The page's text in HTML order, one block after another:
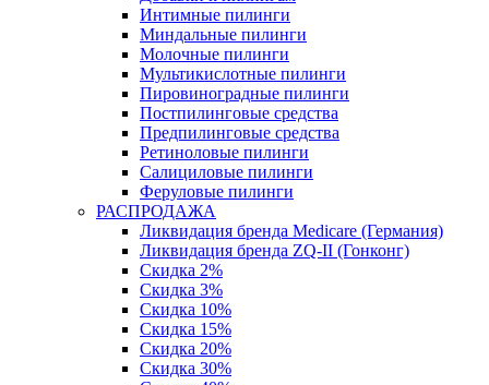
Интимные пилинги
Миндальные пилинги
Молочные пилинги
Мультикислотные пилинги
Пировиноградные пилинги
Постпилинговые средства
Предпилинговые средства
Ретиноловые пилинги
Салициловые пилинги
Феруловые пилинги
РАСПРОДАЖА
Ликвидация бренда Medicare (Германия)
Ликвидация бренда ZQ-II (Гонконг)
Скидка 2%
Скидка 3%
Скидка 10%
Скидка 15%
Скидка 20%
Скидка 30%